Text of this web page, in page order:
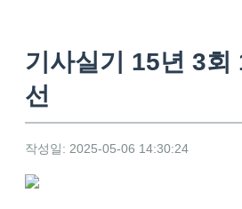
기사실기 15년 3회
선
작성일: 2025-05-06 14:30:24